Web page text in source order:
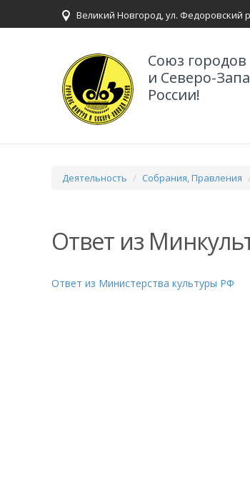
Великий Новгород, ул. Федоровский
Союз
и Северо-
России!
Деятельность Собрания, Правления
Ответ из
Ответ из Министерства культуры РФ